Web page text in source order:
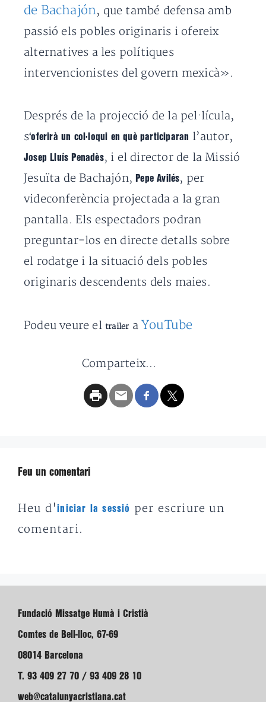
de Bachajón, que també defensa amb
passió els pobles originaris i ofereix
alternatives a les polítiques
intervencionistes del govern mexicà».
Després de la projecció de la pel·lícula,
s‘oferirà un col·loqui en què participaran l’autor,
Josep Lluís Penadès, i el director de la Missió
Jesuïta de Bachajón,Pepe Avilés, per
videconferència projectada a la gran
pantalla. Els espectadors podran
preguntar-los en directe detalls sobre
el rodatge i la situació dels pobles
originaris descendents dels maies.
Podeu veure el trailera YouTube
Comparteix...
Feu un comentari
Heu d'iniciar la sessió
per escriure un
comentari.
Fundació Missatge Humà i Cristià
Comtes de Bell-lloc, 67-69
08014 Barcelona
T. 93 409 27 70 / 93 409 28 10
web@catalunyacristiana.cat